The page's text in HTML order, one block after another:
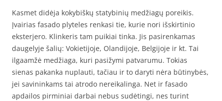
Kasmet didėja kokybiškų statybinių medžiagų poreikis.
Įvairias fasado plyteles renkasi tie, kurie nori išskirtinio
eksterjero. Klinkeris tam puikiai tinka. Jis pasirenkamas
daugelyje šalių: Vokietijoje, Olandijoje, Belgijoje ir kt. Tai
ilgaamžė medžiaga, kuri pasižymi patvarumu. Tokias
sienas pakanka nuplauti, tačiau ir to daryti nėra būtinybės,
jei savininkams tai atrodo nereikalinga. Net ir fasado
apdailos pirminiai darbai nebus sudėtingi, nes turint